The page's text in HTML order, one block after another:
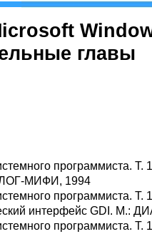
главы
программиста. Т.
МИФИ, 1994
программиста. Т.
интерфейс GDI. М.:
программиста. Т.